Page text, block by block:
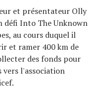
et présentateur Olly
défi Into The Unknown
au cours duquel il
et ramer 400 km de
des fonds pour
vers l'association